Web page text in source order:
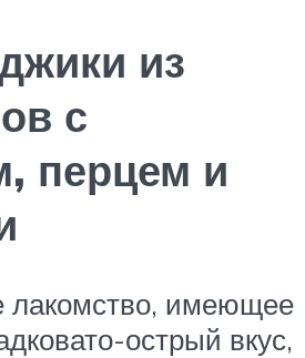
из
с
перцем и
лакомство, имеющее
острый вкус,